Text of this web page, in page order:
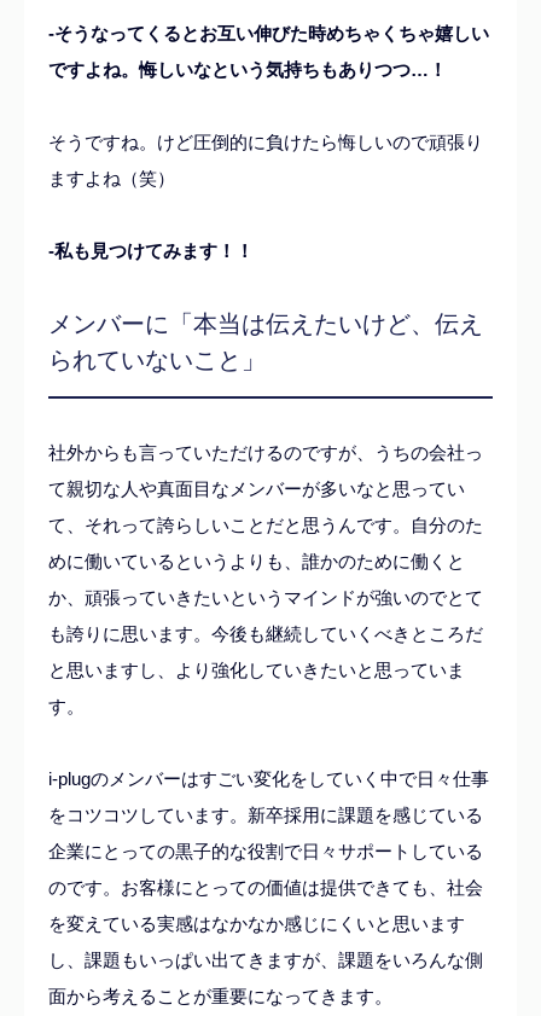
-そうなってくるとお互い伸びた時めちゃくちゃ嬉しい
ですよね。悔しいなという気持ちもありつつ…！
そうですね。けど圧倒的に負けたら悔しいので頑張り
ますよね（笑）
-私も見つけてみます！！
メンバーに「本当は伝えたいけど、伝え
られていないこと」
社外からも言っていただけるのですが、うちの会社っ
て親切な人や真面目なメンバーが多いなと思ってい
て、それって誇らしいことだと思うんです。自分のた
めに働いているというよりも、誰かのために働くと
か、頑張っていきたいというマインドが強いのでとて
も誇りに思います。今後も継続していくべきところだ
と思いますし、より強化していきたいと思っていま
す。
i-plugのメンバーはすごい変化をしていく中で日々仕事
をコツコツしています。新卒採用に課題を感じている
企業にとっての黒子的な役割で日々サポートしている
のです。お客様にとっての価値は提供できても、社会
を変えている実感はなかなか感じにくいと思います
し、課題もいっぱい出てきますが、課題をいろんな側
面から考えることが重要になってきます。